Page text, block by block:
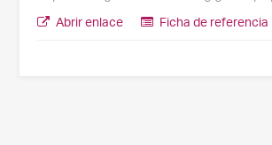
Abrir enlace
Ficha de referencia